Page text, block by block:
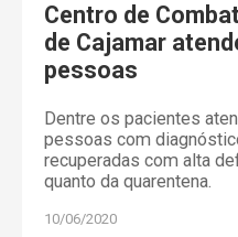
Centro de
de Cajamar
pessoas
Dentre os pacientes
pessoas com
recuperadas com alta
quanto da quarentena.
10/06/2020